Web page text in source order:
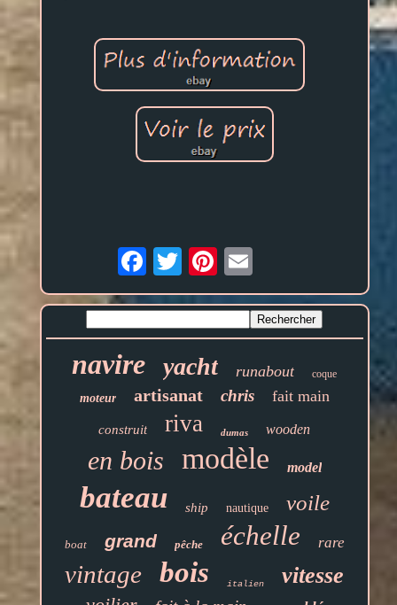
Email
navire yacht runabout coque
moteur artisanat chris fait main
construit riva dumas wooden
en bois modèle model
bateau ship nautique voile
boat grand pêche échelle rare
vintage bois italien vitesse